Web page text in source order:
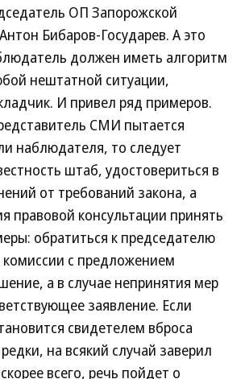
ОП Запорожской
Бибаров-Государев. А это
должен иметь алгоритм
нештатной ситуации,
И привел ряд примеров.
СМИ пытается
наблюдателя, то следует
штаб, удостовериться в
от требований закона, а
правовой консультации принять
обратиться к председателю
с предложением
а в случае непринятия мер
заявление. Если
свидетелем вброса
на всякий случай заверил
всего, речь пойдет о